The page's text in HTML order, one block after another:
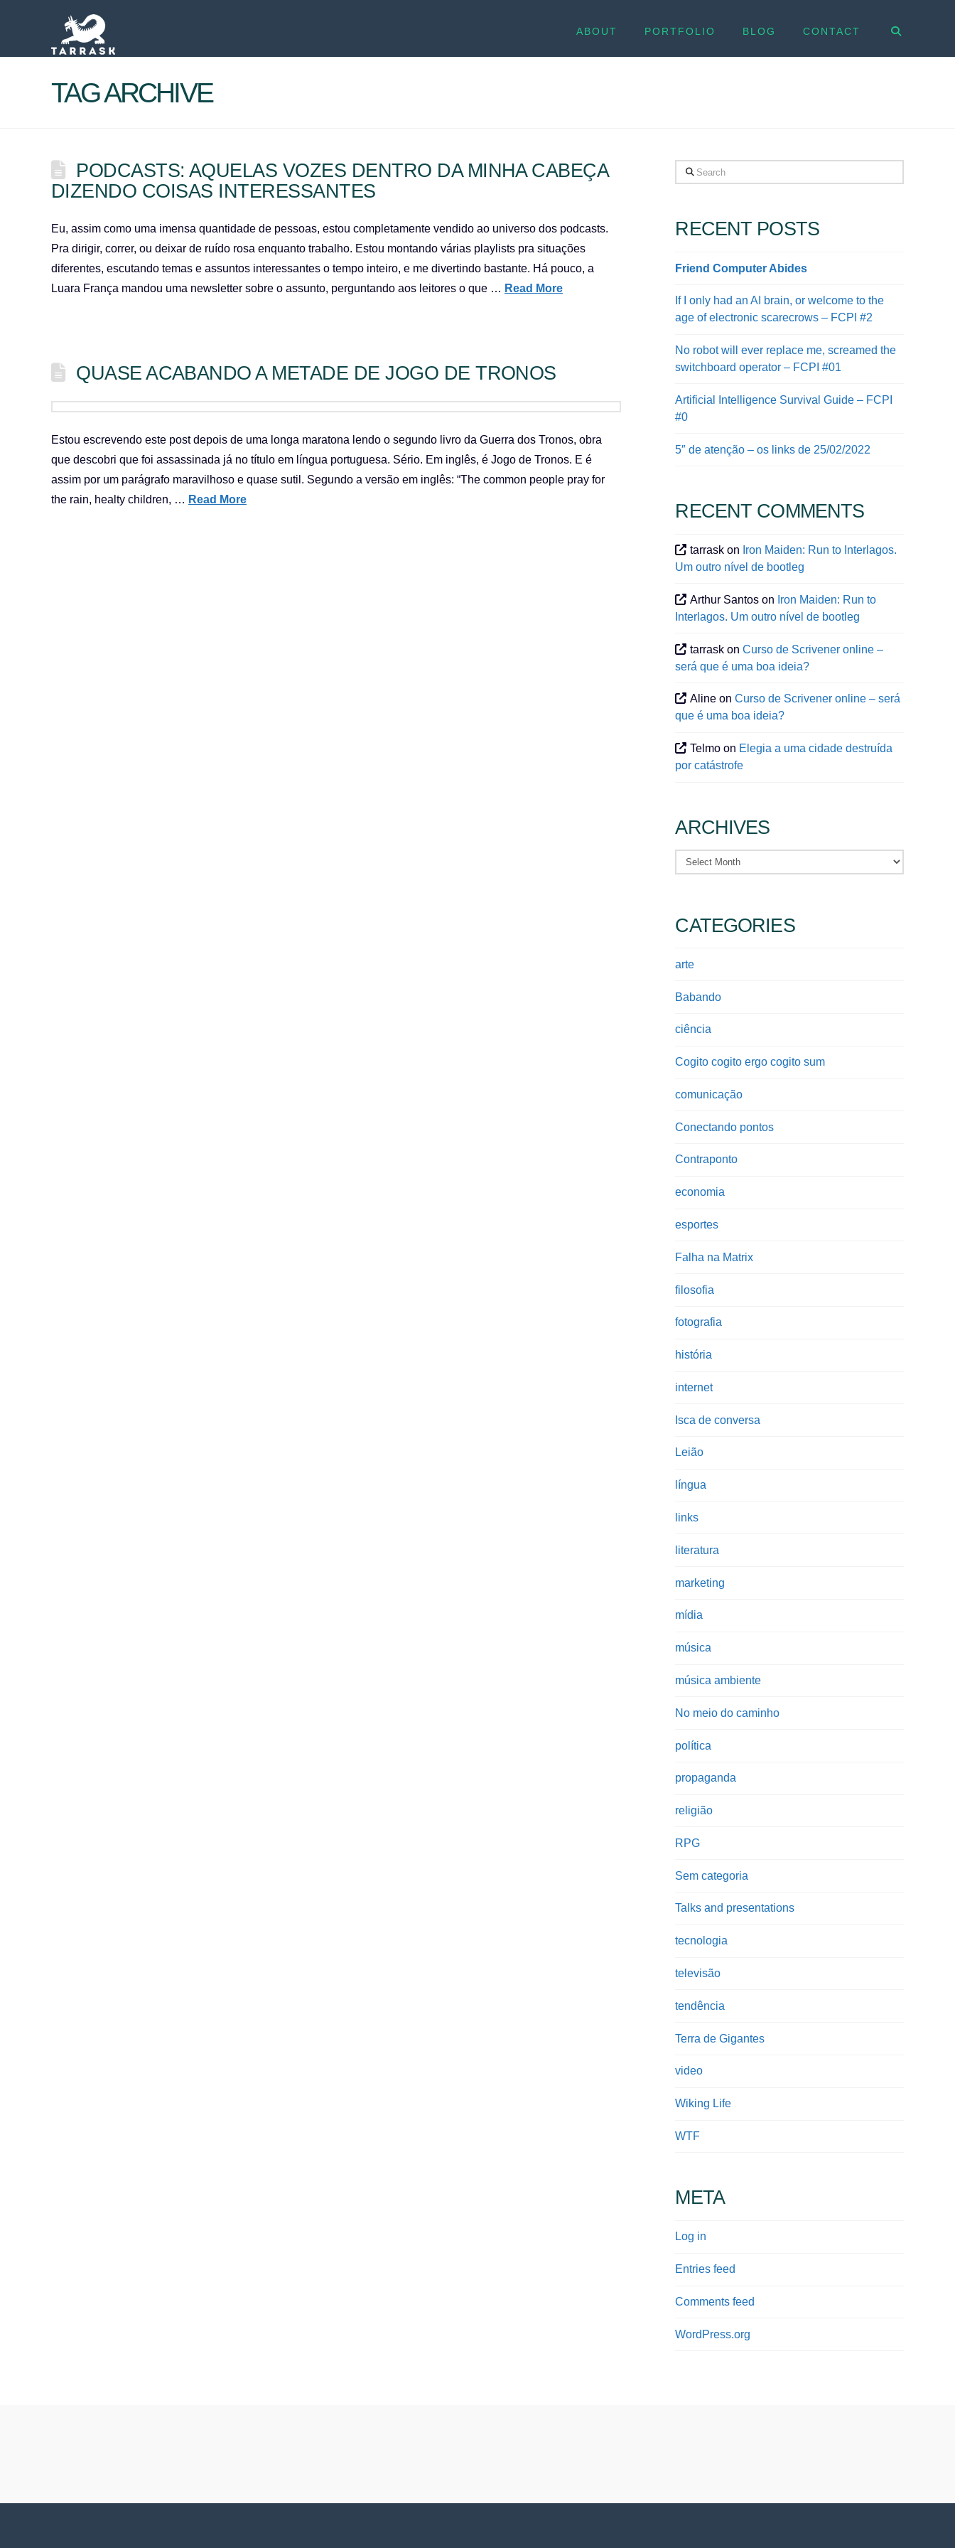
ABOUT PORTFOLIO BLOG CONTACT
TAG ARCHIVE
PODCASTS: AQUELAS VOZES DENTRO DA MINHA CABEÇA
DIZENDO COISAS INTERESSANTES
Eu, assim como uma imensa quantidade de pessoas, estou completamente vendido ao universo dos podcasts.
Pra dirigir, correr, ou deixar de ruído rosa enquanto trabalho. Estou montando várias playlists pra situações
diferentes, escutando temas e assuntos interessantes o tempo inteiro, e me divertindo bastante. Há pouco, a
Luara França mandou uma newsletter sobre o assunto, perguntando aos leitores o que … Read More
QUASE ACABANDO A METADE DE JOGO DE TRONOS
Estou escrevendo este post depois de uma longa maratona lendo o segundo livro da Guerra dos Tronos, obra
que descobri que foi assassinada já no título em língua portuguesa. Sério. Em inglês, é Jogo de Tronos. E é
assim por um parágrafo maravilhoso e quase sutil. Segundo a versão em inglês: “The common people pray for
the rain, healty children, … Read More
Search
RECENT POSTS
Friend Computer Abides
If I only had an AI brain, or welcome to the
age of electronic scarecrows – FCPI #2
No robot will ever replace me, screamed the
switchboard operator – FCPI #01
Artificial Intelligence Survival Guide – FCPI
#0
5″ de atenção – os links de 25/02/2022
RECENT COMMENTS
tarrask on Iron Maiden: Run to Interlagos.
Um outro nível de bootleg
Arthur Santos on Iron Maiden: Run to
Interlagos. Um outro nível de bootleg
tarrask onCurso de Scrivener online –
será que é uma boa ideia?
Aline onCurso de Scrivener online – será
que é uma boa ideia?
Telmo on Elegia a uma cidade destruída
por catástrofe
ARCHIVES
Archives
CATEGORIES
arte
Babando
ciência
Cogito cogito ergo cogito sum
comunicação
Conectando pontos
Contraponto
economia
esportes
Falha na Matrix
filosofia
fotografia
história
internet
Isca de conversa
Leião
língua
links
literatura
marketing
mídia
música
música ambiente
No meio do caminho
política
propaganda
religião
RPG
Sem categoria
Talks and presentations
tecnologia
televisão
tendência
Terra de Gigantes
video
Wiking Life
WTF
META
Log in
Entries feed
Comments feed
WordPress.org